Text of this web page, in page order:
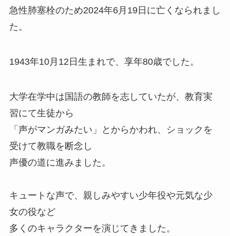
急性肺塞栓のため2024年6月19日に亡くなられまし
た。
1943年10月12日生まれで、享年80歳でした。
大学在学中は国語の教師を志していたが、教育実
習にて生徒から
「声がマンガみたい」とからかわれ、ショックを
受けて教職を断念し
声優の道に進みました。
キュートな声で、親しみやすい少年役や元気な少
女の役など
多くのキャラクターを演じてきました。